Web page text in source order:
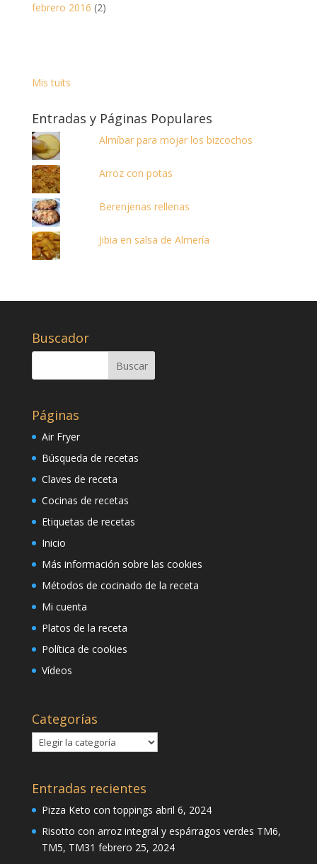
febrero 2016 (2)
Mis tuits
Entradas y Páginas Populares
Almíbar para mojar los bizcochos
Arroz con potas
Berenjenas rellenas
Jibia en salsa de Almería
Buscador
Páginas
Air Fryer
Búsqueda de recetas
Claves de receta
Cocinas de recetas
Etiquetas de recetas
Inicio
Más información sobre las cookies
Métodos de cocinado de la receta
Mi cuenta
Platos de la receta
Política de cookies
Vídeos
Categorías
Categorías
Entradas recientes
Pizza Keto con toppings abril 6, 2024
Risotto con arroz integral y espárragos verdes TM6,
TM5, TM31 febrero 25, 2024